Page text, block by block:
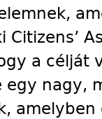
Citizens’
a célját
egy nagy,